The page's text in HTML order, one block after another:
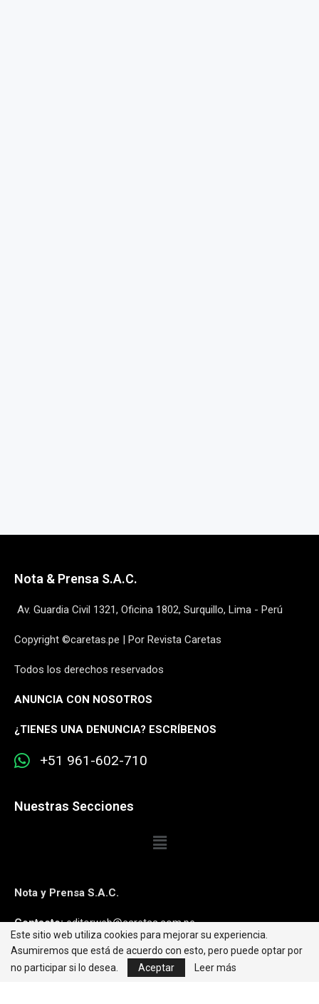
Nota & Prensa S.A.C.
Av. Guardia Civil 1321, Oficina 1802, Surquillo, Lima - Perú
Copyright ©caretas.pe | Por Revista Caretas
Todos los derechos reservados
ANUNCIA CON NOSOTROS
¿TIENES UNA DENUNCIA? ESCRÍBENOS
+51 961-602-710
Nuestras Secciones
Nota y Prensa S.A.C.
Contacto:editorweb@caretas.com.pe
Síguenos:
Este sitio web utiliza cookies para mejorar su experiencia.
Asumiremos que está de acuerdo con esto, pero puede optar por
no participar si lo desea.
Aceptar Leer más